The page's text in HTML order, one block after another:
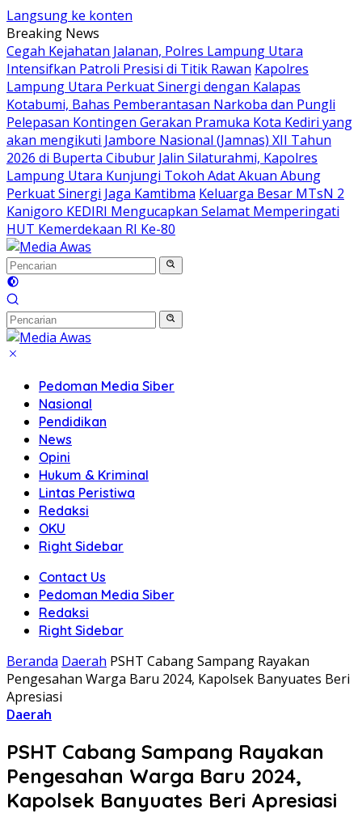
Langsung ke konten
Breaking News
Cegah Kejahatan Jalanan, Polres Lampung Utara
Intensifkan Patroli Presisi di Titik Rawan Kapolres
Lampung Utara Perkuat Sinergi dengan Kalapas
Kotabumi, Bahas Pemberantasan Narkoba dan Pungli
Pelepasan Kontingen Gerakan Pramuka Kota Kediri yang
akan mengikuti Jambore Nasional (Jamnas) XII Tahun
2026 di Buperta Cibubur Jalin Silaturahmi, Kapolres
Lampung Utara Kunjungi Tokoh Adat Akuan Abung
Perkuat Sinergi Jaga Kamtibma Keluarga Besar MTsN 2
Kanigoro KEDIRI Mengucapkan Selamat Memperingati
HUT Kemerdekaan RI Ke-80
Pedoman Media Siber
Nasional
Pendidikan
News
Opini
Hukum & Kriminal
Lintas Peristiwa
Redaksi
OKU
Right Sidebar
Contact Us
Pedoman Media Siber
Redaksi
Right Sidebar
Beranda Daerah PSHT Cabang Sampang Rayakan
Pengesahan Warga Baru 2024, Kapolsek Banyuates Beri
Apresiasi
Daerah
PSHT Cabang Sampang Rayakan
Pengesahan Warga Baru 2024,
Kapolsek Banyuates Beri Apresiasi